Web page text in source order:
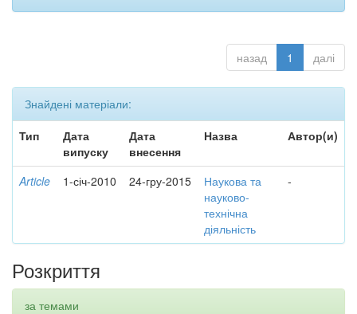
назад 1 далі
Знайдені матеріали:
Тип
Дата
випуску
Дата
внесення
Назва Автор(и)
Article 1-січ-2010 24-гру-2015
Наукова та
науково-
технічна
діяльність
-
Розкриття
за темами